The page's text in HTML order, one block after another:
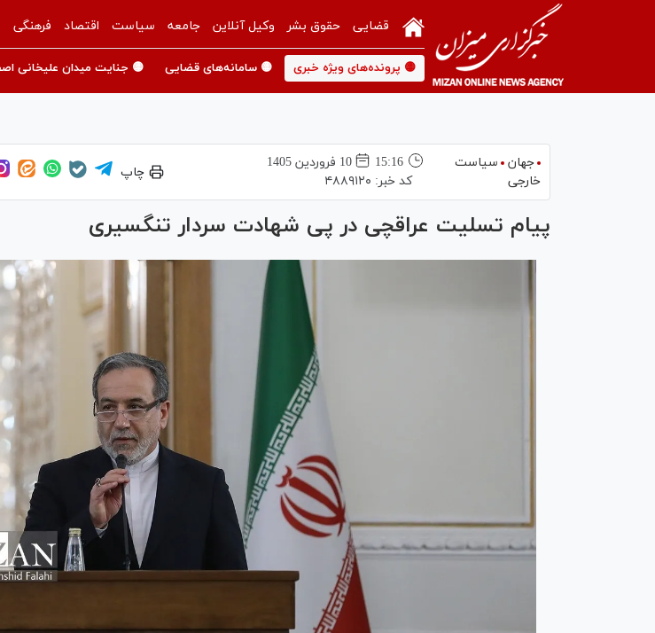
قضایی حقوق بشر وکیل آنلاین جامعه سیاست اقتصاد فرهنگی
🟡 پرونده‌های ویژه خبری 🟡 سامانه‌های قضایی 🟡 جنایت میدان علیخانی
جهان
سیاست
خارجی
15:16
10 فروردين 1405
کد خبر: ۴۸۸۹۱۲۰
چاپ
پیام تسلیت عراقچی در پی شهادت سردار تنگسیری